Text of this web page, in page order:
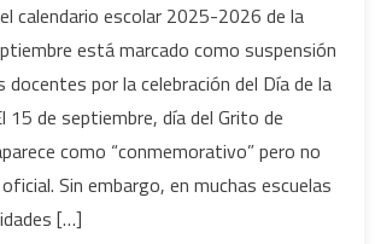
será
el
primer
mega
puente
de
calendario escolar 2025-2026 de la
está marcado como suspensión
docentes por la celebración del Día de la
15 de septiembre, día del Grito de
como “conmemorativo” pero no
Sin embargo, en muchas escuelas
[…]